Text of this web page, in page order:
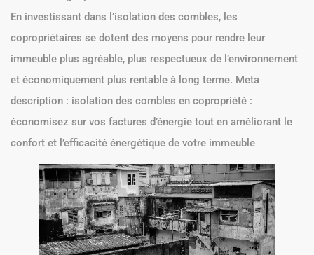
En investissant dans l’isolation des combles, les
copropriétaires se dotent des moyens pour rendre leur
immeuble plus agréable, plus respectueux de l’environnement
et économiquement plus rentable à long terme. Meta
description : isolation des combles en copropriété :
économisez sur vos factures d’énergie tout en améliorant le
confort et l’efficacité énergétique de votre immeuble